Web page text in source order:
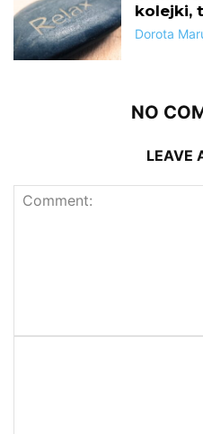
kolejki,
Dorota
NO
LEAVE